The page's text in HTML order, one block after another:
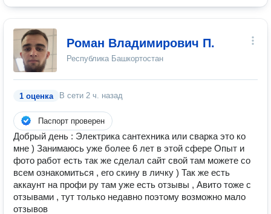
Роман Владимирович П.
Республика Башкортостан
1 оценка В сети 2 ч. назад
Паспорт проверен
Добрый день : Электрика сантехника или сварка это ко
мне ) Занимаюсь уже более 6 лет в этой сфере Опыт и
фото работ есть так же сделал сайт свой там можете со
всем ознакомиться , его скину в личку ) Так же есть
аккаунт на профи ру там уже есть отзывы , Авито тоже с
отзывами , тут только недавно поэтому возможно мало
отзывов